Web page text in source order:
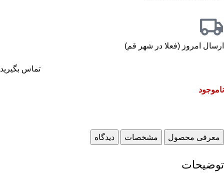
ارسال امروز (فعلا در شهر قم)
تماس بگیرید
ناموجود
معرفی محصول مشخصات دیدگاه
توضیحات